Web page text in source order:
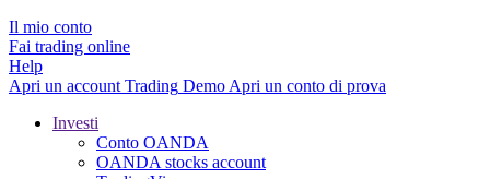
Il mio conto
Fai trading online
Help
Apri un account Trading Demo Apri un conto di prova
Investi
Conto OANDA
OANDA stocks account